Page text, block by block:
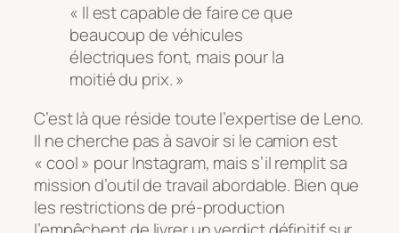
« Il est capable de faire ce que
beaucoup de véhicules
électriques font, mais pour la
moitié du prix. »
C’est là que réside toute l’expertise de Leno.
Il ne cherche pas à savoir si le camion est
« cool » pour Instagram, mais s’il remplit sa
mission d’outil de travail abordable. Bien que
les restrictions de pré-production